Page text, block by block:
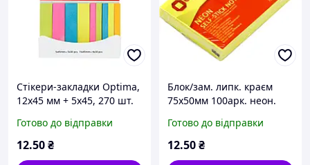
Стікери-закладки Optima,
12х45 мм + 5х45, 270 шт.
Готово до відправки
12.50₴
Блок/зам. липк. краєм
75х50мм 100арк. неон.
№O25512-05(12)
Готово до відправки
12.50₴